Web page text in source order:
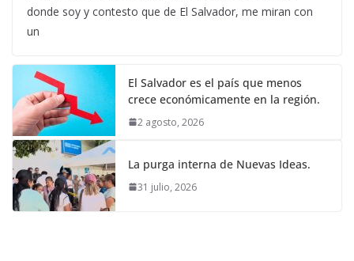
donde soy y contesto que de El Salvador, me miran con
un
El Salvador es el país que menos
crece económicamente en la región.
2 agosto, 2026
La purga interna de Nuevas Ideas.
31 julio, 2026